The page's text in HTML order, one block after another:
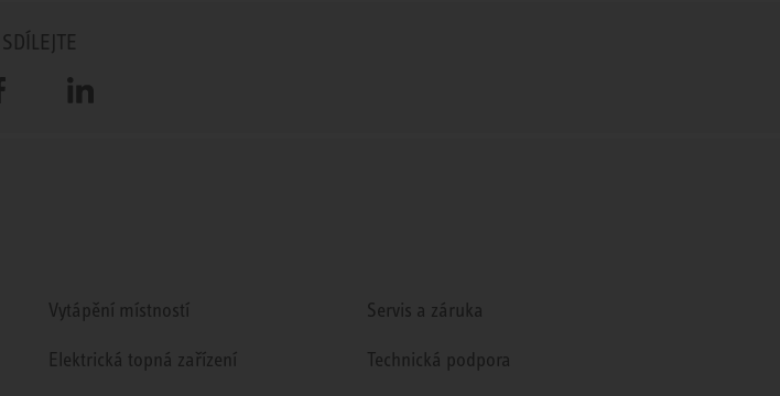
SDÍLEJTE
Facebook LinkedIn
Vytápění místností
Elektrická topná zařízení
Servis a záruka
Technická podpora